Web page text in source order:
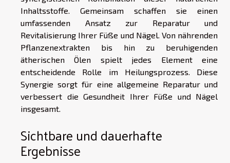
Inhaltsstoffe. Gemeinsam schaffen sie einen
umfassenden Ansatz zur Reparatur und
Revitalisierung Ihrer Füße und Nägel. Von nährenden
Pflanzenextrakten bis hin zu beruhigenden
ätherischen Ölen spielt jedes Element eine
entscheidende Rolle im Heilungsprozess. Diese
Synergie sorgt für eine allgemeine Reparatur und
verbessert die Gesundheit Ihrer Füße und Nägel
insgesamt.
Sichtbare und dauerhafte
Ergebnisse